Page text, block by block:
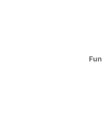
Fun